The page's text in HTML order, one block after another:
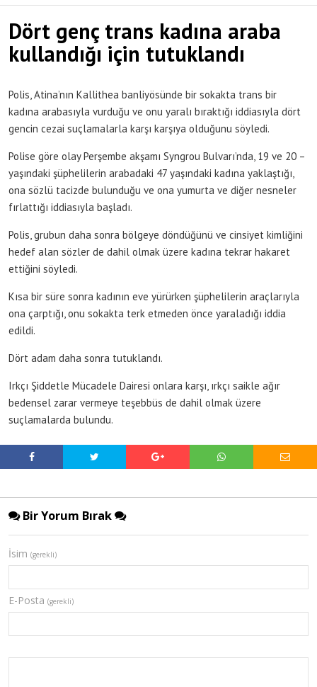
Dört genç trans kadına araba
kullandığı için tutuklandı
Polis, Atina’nın Kallithea banliyösünde bir sokakta trans bir
kadına arabasıyla vurduğu ve onu yaralı bıraktığı iddiasıyla dört
gencin cezai suçlamalarla karşı karşıya olduğunu söyledi.
Polise göre olay Perşembe akşamı Syngrou Bulvarı’nda, 19 ve 20 –
yaşındaki şüphelilerin arabadaki 47 yaşındaki kadına yaklaştığı,
ona sözlü tacizde bulunduğu ve ona yumurta ve diğer nesneler
fırlattığı iddiasıyla başladı.
Polis, grubun daha sonra bölgeye döndüğünü ve cinsiyet kimliğini
hedef alan sözler de dahil olmak üzere kadına tekrar hakaret
ettiğini söyledi.
Kısa bir süre sonra kadının eve yürürken şüphelilerin araçlarıyla
ona çarptığı, onu sokakta terk etmeden önce yaraladığı iddia
edildi.
Dört adam daha sonra tutuklandı.
Irkçı Şiddetle Mücadele Dairesi onlara karşı, ırkçı saikle ağır
bedensel zarar vermeye teşebbüs de dahil olmak üzere
suçlamalarda bulundu.
Bir Yorum Bırak
İsim (gerekli)
E-Posta (gerekli)